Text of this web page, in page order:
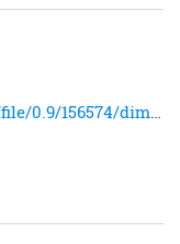
http://www.skyscrapers.com/english/file/0.9/156574/dim6/index.html